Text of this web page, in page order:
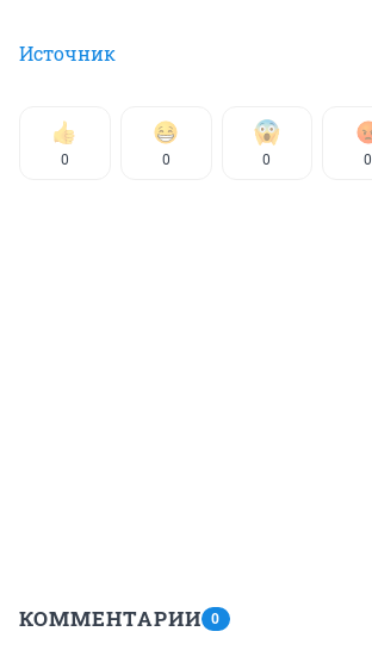
Источник
0 0 0 0
КОММЕНТАРИИ 0